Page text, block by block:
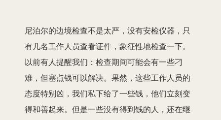
尼泊尔的边境检查不是太严，没有安检仪器，只
有几名工作人员查看证件，象征性地检查一下。
以前有人提醒我们：检查期间可能会有一些刁
难，但塞点钱可以解决。果然，这些工作人员的
态度特别凶，我们私下给了一些钱，他们立刻变
得和善起来。但是一些没有得到钱的人，还在继